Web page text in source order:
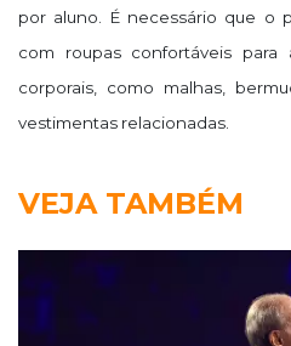
por aluno. É necessário que o
com roupas confortáveis para
corporais, como malhas,
vestimentas relacionadas.
VEJA TAMBÉM